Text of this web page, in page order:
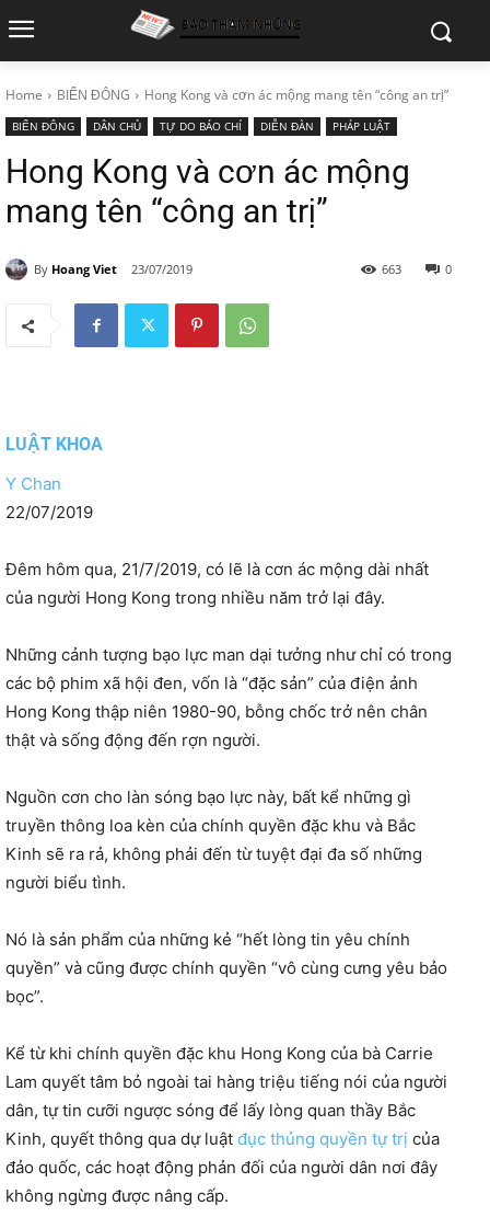
Home BIỂN ĐÔNG Hong Kong và cơn ác mộng mang tên “công an trị”
BIỂN ĐÔNG DÂN CHỦ TỰ DO BÁO CHÍ DIỄN ĐÀN PHÁP LUẬT
Hong Kong và cơn ác mộng
mang tên “công an trị”
By Hoang Viet 23/07/2019 0
663
LUẬT KHOA
Y Chan
22/07/2019
Đêm hôm qua, 21/7/2019, có lẽ là cơn ác mộng dài nhất
của người Hong Kong trong nhiều năm trở lại đây.
Những cảnh tượng bạo lực man dại tưởng như chỉ có trong
các bộ phim xã hội đen, vốn là “đặc sản” của điện ảnh
Hong Kong thập niên 1980-90, bỗng chốc trở nên chân
thật và sống động đến rợn người.
Nguồn cơn cho làn sóng bạo lực này, bất kể những gì
truyền thông loa kèn của chính quyền đặc khu và Bắc
Kinh sẽ ra rả, không phải đến từ tuyệt đại đa số những
người biểu tình.
Nó là sản phẩm của những kẻ “hết lòng tin yêu chính
quyền” và cũng được chính quyền “vô cùng cưng yêu bảo
bọc”.
Kể từ khi chính quyền đặc khu Hong Kong của bà Carrie
Lam quyết tâm bỏ ngoài tai hàng triệu tiếng nói của người
dân, tự tin cưỡi ngược sóng để lấy lòng quan thầy Bắc
Kinh, quyết thông qua dự luật đục thủng quyền tự trị của
đảo quốc, các hoạt động phản đối của người dân nơi đây
không ngừng được nâng cấp.